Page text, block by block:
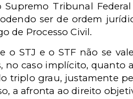
Supremo Tribunal
ser de ordem
de Processo Civil.
STJ e o STF não se
caso implícito, quanto
triplo grau, justamente
a afronta ao direito